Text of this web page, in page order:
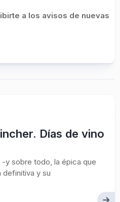
a los avisos de nuevas
Días de vino
-y sobre todo, la épica que
definitiva y su